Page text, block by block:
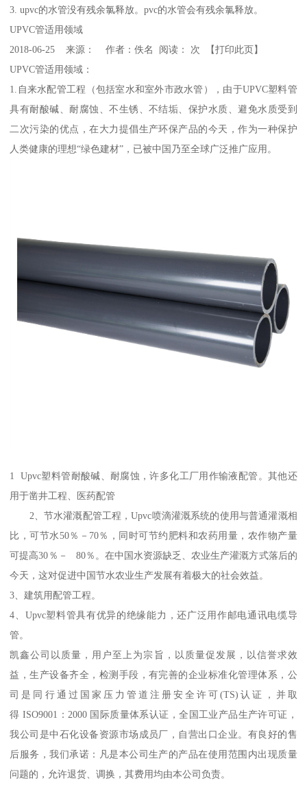
3. upvc的水管没有残余氯释放。pvc的水管会有残余氯释放。
UPVC管适用领域
2018-06-25 来源： 作者：佚名 阅读： 次 【打印此页】
UPVC管适用领域：
1.自来水配管工程（包括室水和室外市政水管），由于UPVC塑料管
具有耐酸碱、耐腐蚀、不生锈、不结垢、保护水质、避免水质受到
二次污染的优点，在大力提倡生产环保产品的今天，作为一种保护
人类健康的理想“绿色建材”，已被中国乃至全球广泛推广应用。
1 Upvc塑料管耐酸碱、耐腐蚀，许多化工厂用作输液配管。其他还
用于凿井工程、医药配管
2、节水灌溉配管工程，Upvc喷滴灌溉系统的使用与普通灌溉相
比，可节水50％－70％，同时可节约肥料和农药用量，农作物产量
可提高30％－ 80％。在中国水资源缺乏、农业生产灌溉方式落后的
今天，这对促进中国节水农业生产发展有着极大的社会效益。
3、建筑用配管工程。
4、Upvc塑料管具有优异的绝缘能力，还广泛用作邮电通讯电缆导
管。
凯鑫公司以质量，用户至上为宗旨，以质量促发展，以信誉求效
益，生产设备齐全，检测手段，有完善的企业标准化管理体系，公
司是同行通过国家压力管道注册安全许可(TS)认证，并取
得 ISO9001：2000 国际质量体系认证，全国工业产品生产许可证，
我公司是中石化设备资源市场成员厂，自营出口企业。有良好的售
后服务，我们承诺：凡是本公司生产的产品在使用范围内出现质量
问题的，允许退货、调换，其费用均由本公司负责。